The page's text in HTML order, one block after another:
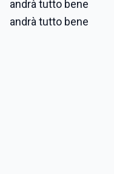
andrà tutto bene
andrà tutto bene